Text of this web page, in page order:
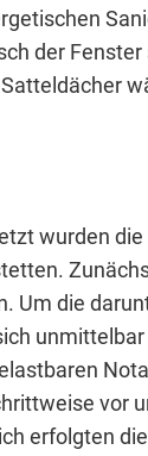
der
wurden
Um die
vor
erfolgten
Statistik